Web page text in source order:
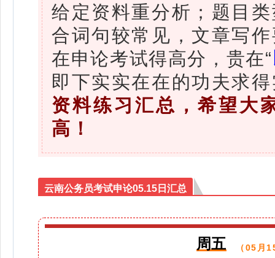
给定资料重分析；题目
合词句较常见，文章写
在申论考试得高分，贵在“
即下实实在在的功夫求
资料练习汇总，希望大
高！
云南公务员考试申论05.15日汇总
周五 （05月